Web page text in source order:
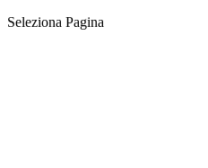
Seleziona Pagina